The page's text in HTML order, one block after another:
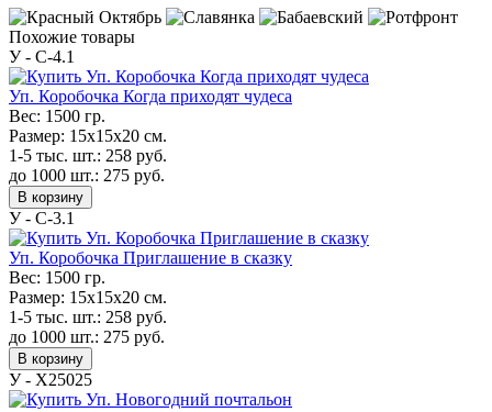
Похожие товары
У - C-4.1
Уп. Коробочка Когда приходят чудеса
Вес: 1500 гр.
Размер: 15х15х20 см.
1-5 тыс. шт.: 258 руб.
до 1000 шт.: 275 руб.
В корзину
У - C-3.1
Уп. Коробочка Приглашение в сказку
Вес: 1500 гр.
Размер: 15х15х20 см.
1-5 тыс. шт.: 258 руб.
до 1000 шт.: 275 руб.
В корзину
У - Х25025